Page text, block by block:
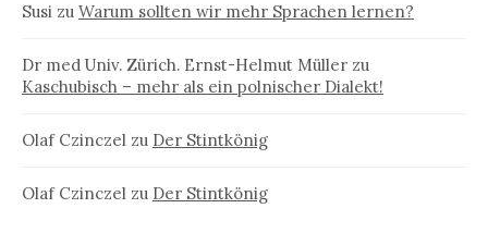
Susi zu Warum sollten wir mehr Sprachen lernen?
Dr med Univ. Zürich. Ernst-Helmut Müller zu
Kaschubisch – mehr als ein polnischer Dialekt!
Olaf Czinczel zu Der Stintkönig
Olaf Czinczel zu Der Stintkönig